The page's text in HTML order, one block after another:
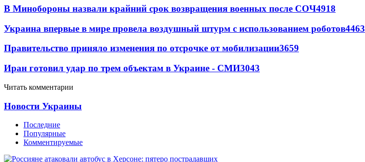
В Минобороны назвали крайний срок возвращения военных после СОЧ4918
Украина впервые в мире провела воздушный штурм с использованием роботов4463
Правительство приняло изменения по отсрочке от мобилизации3659
Иран готовил удар по трем объектам в Украине - СМИ3043
Читать комментарии
Новости Украины
Последние
Популярные
Комментируемые